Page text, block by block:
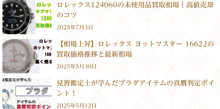
ロレックス124060の未使用品買取相場｜高値売却
のコツ
2025年7月3日
【相場上昇】ロレックス ヨットマスター 16622の
買取価格推移と最新相場
2025年5月30日
見習鑑定士が学んだプラダアイテムの真贋判定ポイ
ント！
2025年5月12日